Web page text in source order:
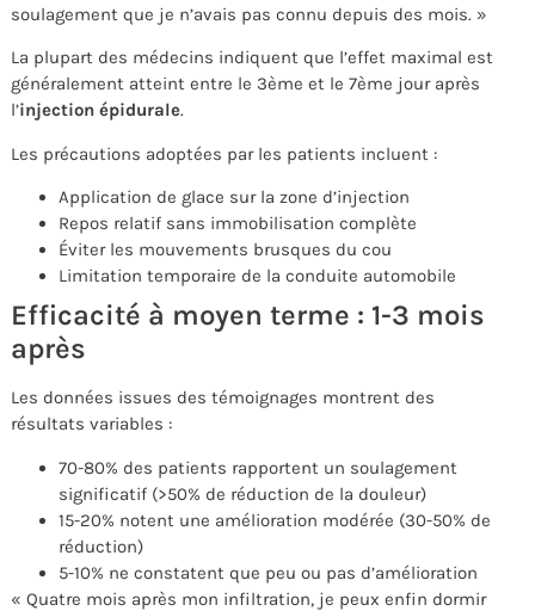
soulagement que je n’avais pas connu depuis des mois. »
La plupart des médecins indiquent que l’effet maximal est
généralement atteint entre le 3ème et le 7ème jour après
l’injection épidurale.
Les précautions adoptées par les patients incluent :
Application de glace sur la zone d’injection
Repos relatif sans immobilisation complète
Éviter les mouvements brusques du cou
Limitation temporaire de la conduite automobile
Efficacité à moyen terme : 1-3 mois
après
Les données issues des témoignages montrent des
résultats variables :
70-80% des patients rapportent un soulagement
significatif (>50% de réduction de la douleur)
15-20% notent une amélioration modérée (30-50% de
réduction)
5-10% ne constatent que peu ou pas d’amélioration
« Quatre mois après mon infiltration, je peux enfin dormir